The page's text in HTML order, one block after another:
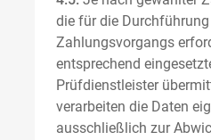
die für die
Zahlungsvorgangs
entsprechend
Prüfdienstleister
verarbeiten die Daten
ausschließlich zur